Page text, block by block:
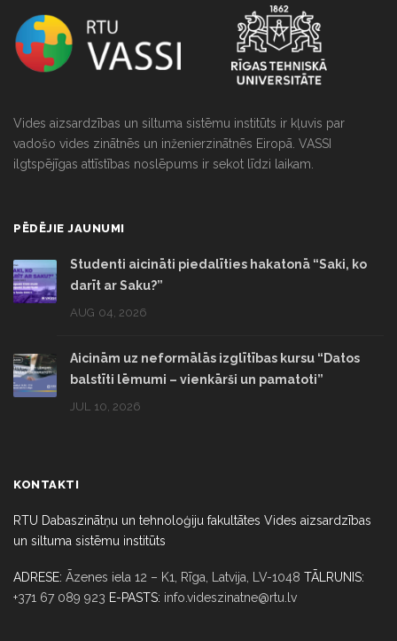
Vides aizsardzības un siltuma sistēmu institūts ir kļuvis par
vadošo vides zinātnēs un inženierzinātnēs Eiropā. VASSI
ilgtspējīgas attīstības noslēpums ir sekot līdzi laikam.
PĒDĒJIE JAUNUMI
Studenti aicināti piedalīties hakatonā “Saki, ko
darīt ar Saku?”
AUG 04, 2026
Aicinām uz neformālās izglītības kursu “Datos
balstīti lēmumi – vienkārši un pamatoti”
JUL 10, 2026
KONTAKTI
RTU Dabaszinātņu un tehnoloģiju fakultātes Vides aizsardzības
un siltuma sistēmu institūts
ADRESE: Āzenes iela 12 – K1, Rīga, Latvija, LV-1048 TĀLRUNIS:
+371 67 089 923 E-PASTS: info.videszinatne@rtu.lv